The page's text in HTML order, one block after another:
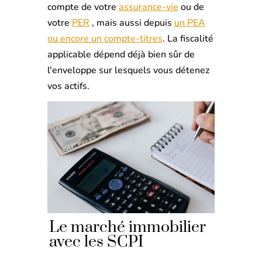
compte de votre assurance-vie ou de
votre PER , mais aussi depuis un PEA
ou encore un compte-titres. La fiscalité
applicable dépend déjà bien sûr de
l'enveloppe sur lesquels vous détenez
vos actifs.
Le marché immobilier
avec les SCPI